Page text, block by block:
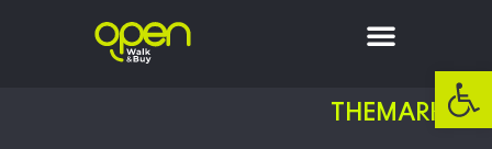
פתח סרגל נגישות
TheMarker